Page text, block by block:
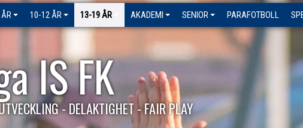
10-12 ÅR 13-19 ÅR AKADEMI SENIOR PARAFOTBOLL
IS FK
- DELAKTIGHET - FAIR PLAY